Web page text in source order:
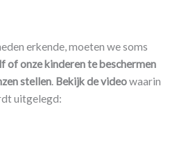
erkende, moeten we soms
of onze kinderen te beschermen
stellen. Bekijk de videowaarin
uitgelegd: